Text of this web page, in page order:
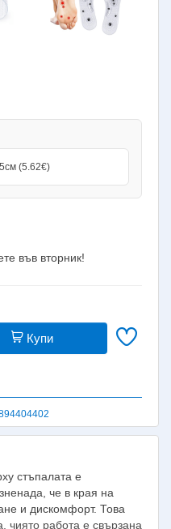
(5.62€)
във вторник!
Купи
стъпалата е
че в края на
и дискомфорт. Това
чиято работа е свързана